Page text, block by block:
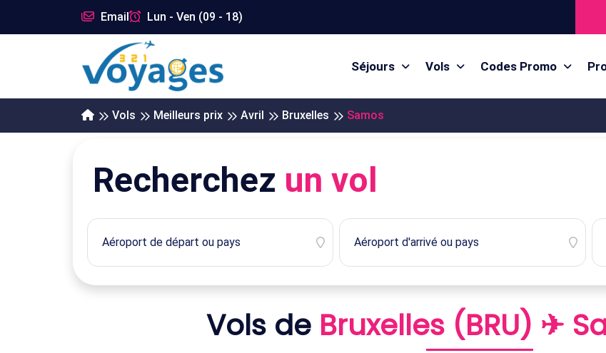
Email Lun - Ven (09 - 18)
Séjours Vols Codes Promo
Vols Meilleurs prix Avril Bruxelles Samos
Recherchez un vol
Vols de Bruxelles (BRU) ✈